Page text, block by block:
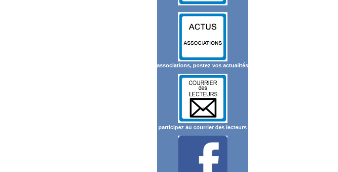
associations, postez vos actualités
participez au courrier des lecteurs